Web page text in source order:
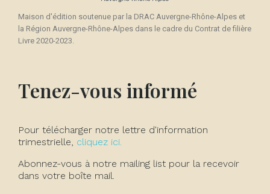
Maison d'édition soutenue par la DRAC Auvergne-Rhône-Alpes et
la Région Auvergne-Rhône-Alpes dans le cadre du Contrat de filière
Livre 2020-2023.
Tenez-vous informé
Pour télécharger notre lettre d'information
trimestrielle, cliquez ici.
Abonnez-vous à notre mailing list pour la recevoir
dans votre boîte mail.